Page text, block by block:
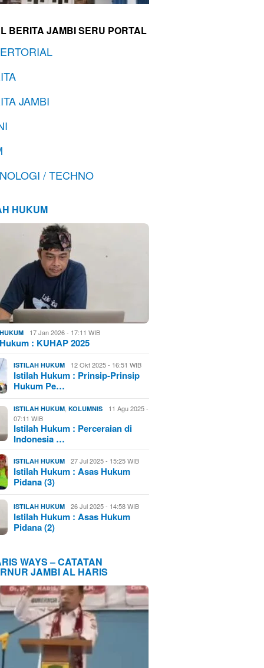
BERITA JAMBI SERU PORTAL
JAMBI
/ TECHNO
HUKUM
17 Jan 2026 - 17:11 WIB
: KUHAP 2025
ISTILAH HUKUM 12 Okt 2025 - 16:51 WIB
Istilah Hukum : Prinsip-Prinsip
Hukum Pe…
ISTILAH HUKUM ,KOLUMNIS
11 Agu 2025 -
07:11 WIB
Istilah Hukum : Perceraian di
Indonesia …
ISTILAH HUKUM 27 Jul 2025 - 15:25 WIB
Istilah Hukum : Asas Hukum
Pidana (3)
ISTILAH HUKUM 26 Jul 2025 - 14:58 WIB
Istilah Hukum : Asas Hukum
Pidana (2)
WAYS – CATATAN
JAMBI AL HARIS